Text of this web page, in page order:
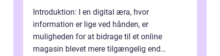
Introduktion: I en digital æra, hvor
information er lige ved hånden, er
muligheden for at bidrage til et online
magasin blevet mere tilgængelig end